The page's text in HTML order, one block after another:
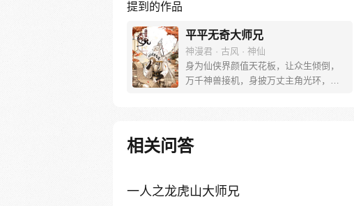
提到的作品
平平无奇大师兄
神漫君 · 古风 · 神仙
身为仙侠界颜值天花板，让众生倾倒，
万千神兽接机，身披万丈主角光环，拥
师兄的颜值，一无所知！ 听我的，你们
还小，一定要来这里见见世面！每天舔
相关问答
一人之龙虎山大师兄